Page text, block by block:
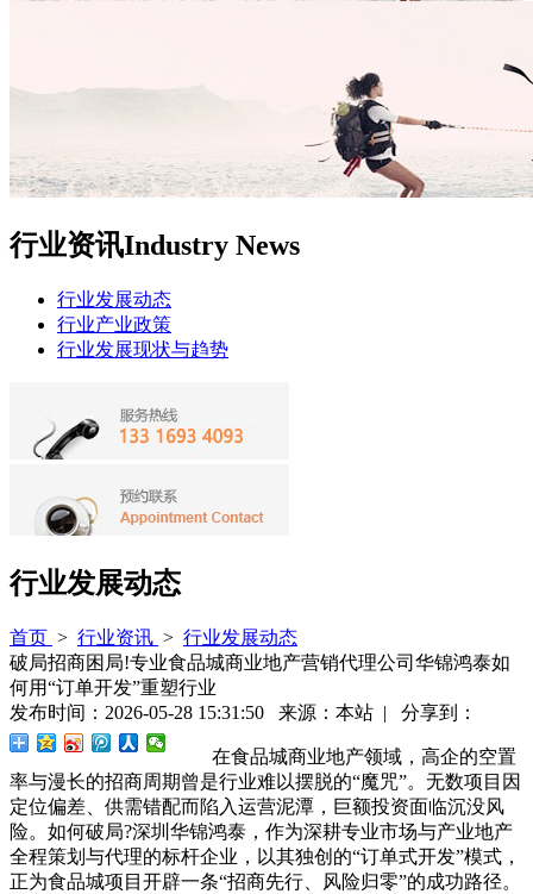
行业资讯Industry News
行业发展动态
行业产业政策
行业发展现状与趋势
行业发展动态
首页 > 行业资讯 > 行业发展动态
破局招商困局!专业食品城商业地产营销代理公司华锦鸿泰如
何用“订单开发”重塑行业
发布时间：2026-05-28 15:31:50 来源：本站 | 分享到：
在食品城商业地产领域，高企的空置
率与漫长的招商周期曾是行业难以摆脱的“魔咒”。无数项目因
定位偏差、供需错配而陷入运营泥潭，巨额投资面临沉没风
险。如何破局?深圳华锦鸿泰，作为深耕专业市场与产业地产
全程策划与代理的标杆企业，以其独创的“订单式开发”模式，
正为食品城项目开辟一条“招商先行、风险归零”的成功路径。